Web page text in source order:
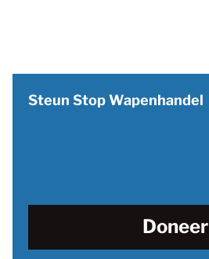
Steun Stop Wapenhandel
Doneer